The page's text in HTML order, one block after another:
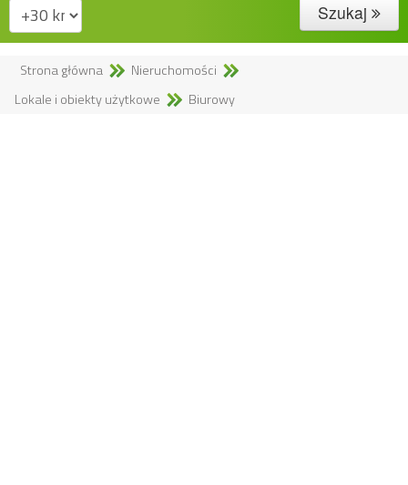
Szukaj
Strona główna
Nieruchomości
Lokale i obiekty użytkowe
Biurowy